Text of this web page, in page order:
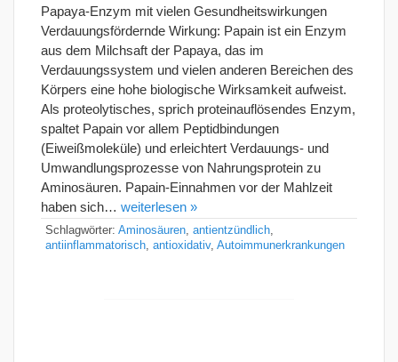
Papaya-Enzym mit vielen Gesundheitswirkungen
Verdauungsfördernde Wirkung: Papain ist ein Enzym
aus dem Milchsaft der Papaya, das im
Verdauungssystem und vielen anderen Bereichen des
Körpers eine hohe biologische Wirksamkeit aufweist.
Als proteolytisches, sprich proteinauflösendes Enzym,
spaltet Papain vor allem Peptidbindungen
(Eiweißmoleküle) und erleichtert Verdauungs- und
Umwandlungsprozesse von Nahrungsprotein zu
Aminosäuren. Papain-Einnahmen vor der Mahlzeit
haben sich… weiterlesen »
Schlagwörter: Aminosäuren antientzündlich
antiinflammatorisch antioxidativ, Autoimmunerkrankungen